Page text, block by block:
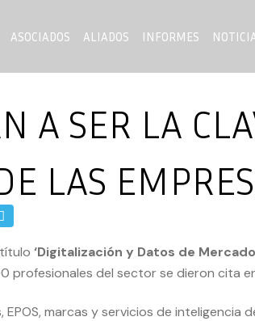
ASOCIADOS ALIADOS INFORMES
A SER LA
LAS
‘Digitalización y Datos de
profesionales del sector se dieron cita
marcas y servicios de inteligencia